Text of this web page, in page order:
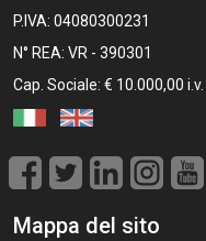
P.IVA: 04080300231
N° REA: VR - 390301
Cap. Sociale: € 10.000,00 i.v.
Mappa del sito